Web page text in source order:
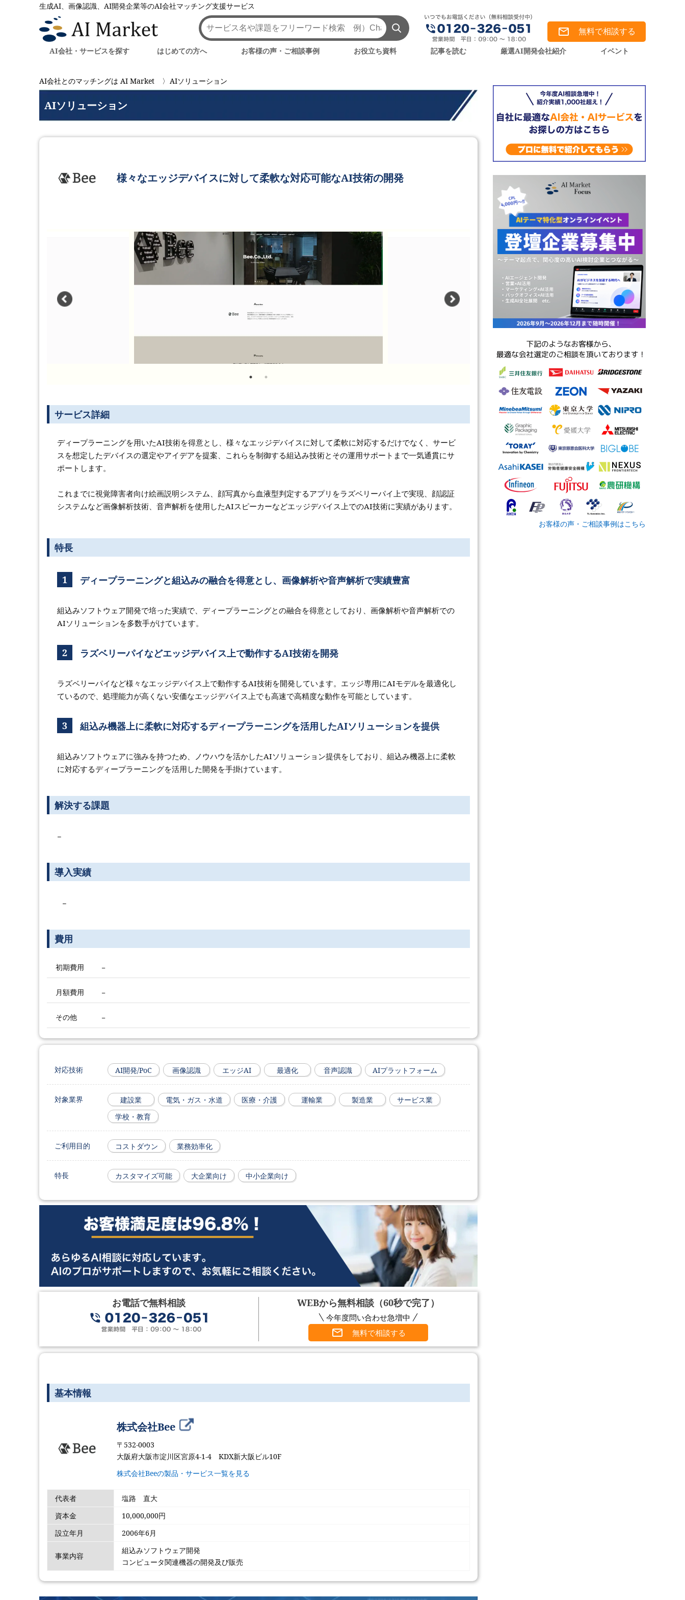
生成AI、画像認識、AI開発企業等のAI会社マッチング支援サービス
無料で相談する
AI会社・サービスを探す はじめての方へ お客様の声・ご相談事例 お役立ち資料 記事を読む 厳選AI開発会社紹介 イベント
AI会社とのマッチングは AI Market AIソリューション
AIソリューション
様々なエッジデバイスに対して柔軟な対応可能なAI技術の開発
サービス詳細
ディープラーニングを用いたAI技術を得意とし、様々なエッジデバイスに対して柔軟に対応するだけでなく、サービ
スを想定したデバイスの選定やアイデアを提案、これらを制御する組込み技術とその運用サポートまで一気通貫にサ
ポートします。
これまでに視覚障害者向け絵画説明システム、顔写真から血液型判定するアプリをラズベリーパイ上で実現、顔認証
システムなど画像解析技術、音声解析を使用したAIスピーカーなどエッジデバイス上でのAI技術に実績があります。
特長
1 ディープラーニングと組込みの融合を得意とし、画像解析や音声解析で実績豊富
組込みソフトウェア開発で培った実績で、ディープラーニングとの融合を得意としており、画像解析や音声解析での
AIソリューションを多数手がけています。
2 ラズベリーパイなどエッジデバイス上で動作するAI技術を開発
ラズベリーパイなど様々なエッジデバイス上で動作するAI技術を開発しています。エッジ専用にAIモデルを最適化し
ているので、処理能力が高くない安価なエッジデバイス上でも高速で高精度な動作を可能としています。
3 組込み機器上に柔軟に対応するディープラーニングを活用したAIソリューションを提供
組込みソフトウェアに強みを持つため、ノウハウを活かしたAIソリューション提供をしており、組込み機器上に柔軟
に対応するディープラーニングを活用した開発を手掛けています。
解決する課題
−
導入実績
−
費用
初期費用 −
月額費用 −
その他 −
対応技術 AI開発/PoC 画像認識 エッジAI 最適化 音声認識 AIプラットフォーム
対象業界 建設業 電気・ガス・水道 医療・介護 運輸業 製造業
サービス業
学校・教育
ご利用目的 コストダウン 業務効率化
特長 カスタマイズ可能 大企業向け 中小企業向け
お電話で無料相談 WEBから無料相談（60秒で完了）
今年度問い合わせ急増中
無料で相談する
基本情報
株式会社Bee
〒532-0003
大阪府大阪市淀川区宮原4-1-4 KDX新大阪ビル10F
株式会社Beeの製品・サービス一覧を見る
代表者
塩路 直大
資本金
10,000,000円
設立年月
2006年6月
事業内容
組込みソフトウェア開発
コンピュータ関連機器の開発及び販売
お客様の声・ご相談事例はこちら